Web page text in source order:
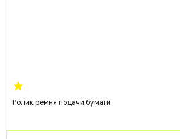
Ролик ремня подачи бумаги